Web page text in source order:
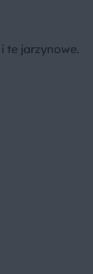
te jarzynowe.